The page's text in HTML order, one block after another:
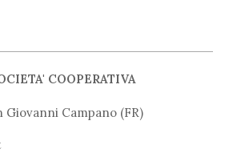
COOPERATIVA
Giovanni Campano (FR)